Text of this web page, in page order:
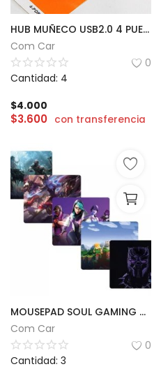
HUB MUÑECO USB2.0 4 PUERTOS
Com Car
0
Cantidad: 4
$4.000
$3.600 con transferencia
MOUSEPAD SOUL GAMING CON DISEÑOS | 30 x 25cm
Com Car
0
Cantidad: 3